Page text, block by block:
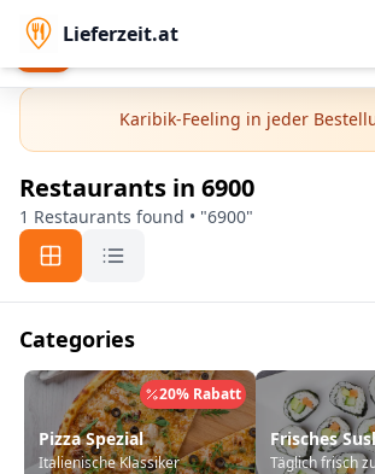
Lieferzeit.at App
Lieferzeit.at
Karibik-Feeling in jeder
Restaurants in 6900
1 Restaurants found • "6900"
Categories
20% Rabatt
Pizza Spezial
Italienische Klassiker
Frisches
Täglich frisch